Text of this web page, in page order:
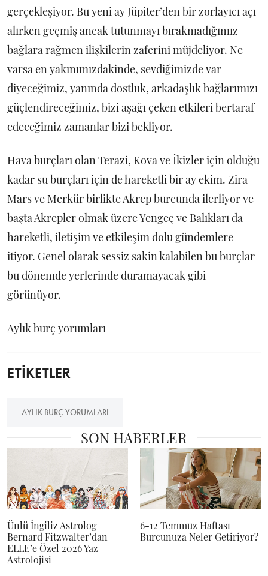
gerçekleşiyor. Bu yeni ay Jüpiter’den bir zorlayıcı açı
alırken geçmiş ancak tutunmayı bırakmadığımız
bağlara rağmen ilişkilerin zaferini müjdeliyor. Ne
varsa en yakınımızdakinde, sevdiğimizde var
diyeceğimiz, yanında dostluk, arkadaşlık bağlarımızı
güçlendireceğimiz, bizi aşağı çeken etkileri bertaraf
edeceğimiz zamanlar bizi bekliyor.
Hava burçları olan Terazi, Kova ve İkizler için olduğu
kadar su burçları için de hareketli bir ay ekim. Zira
Mars ve Merkür birlikte Akrep burcunda ilerliyor ve
başta Akrepler olmak üzere Yengeç ve Balıkları da
hareketli, iletişim ve etkileşim dolu gündemlere
itiyor. Genel olarak sessiz sakin kalabilen bu burçlar
bu dönemde yerlerinde duramayacak gibi
görünüyor.
Aylık burç yorumları
ETİKETLER
AYLIK BURÇ YORUMLARI
SON HABERLER
Ünlü İngiliz Astrolog
Bernard Fitzwalter’dan
ELLE’e Özel 2026 Yaz
Astrolojisi
6-12 Temmuz Haftası
Burcunuza Neler Getiriyor?